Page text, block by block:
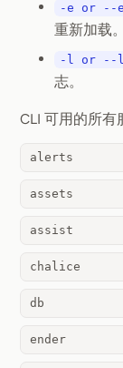
-e or --
重新加载。
-l or --
志。
CLI 可用的所有
alerts
assets
assist
chalice
db
ender